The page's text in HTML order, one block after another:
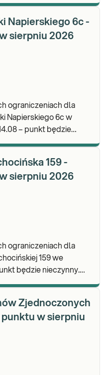
Napierskiego 6c -
sierpniu 2026
ograniczeniach dla
Napierskiego 6c w
159 -
sierpniu 2026
ograniczeniach dla
159 we
Zjednoczonych
punktu w sierpniu